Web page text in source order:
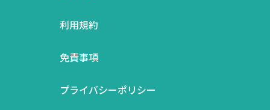
利用規約
免責事項
プライバシーポリシー